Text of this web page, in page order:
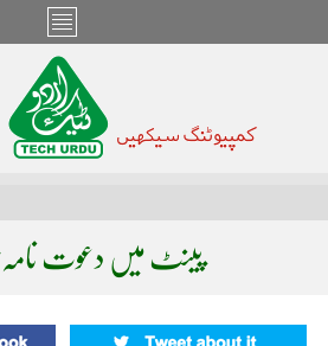
پینٹ میں دعوت نامہ